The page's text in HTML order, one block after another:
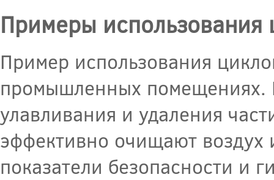
Примеры использования
Пример использования
промышленных помещениях.
улавливания и удаления
эффективно очищают воздух
показатели безопасности и